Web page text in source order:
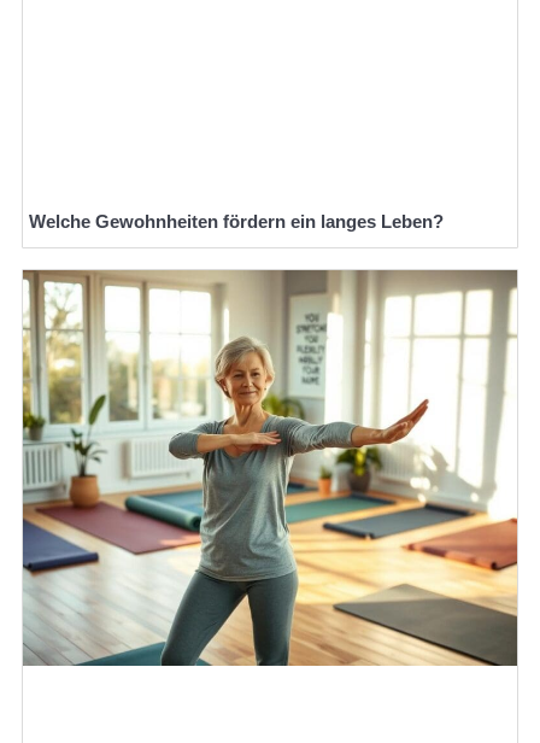
Welche Gewohnheiten fördern ein langes Leben?